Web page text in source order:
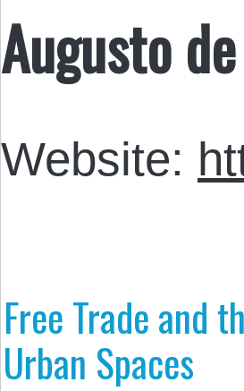
Augusto
Website:
Free Trade and
Urban Spaces